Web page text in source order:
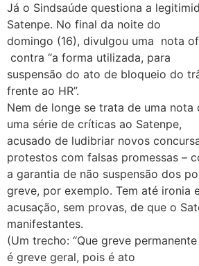
Já o Sindsaúde questiona a
Satenpe. No final da noite do
domingo (16), divulgou uma nota
contra “a forma utilizada, para
suspensão do ato de bloqueio do
frente ao HR”.
Nem de longe se trata de uma nota
uma série de críticas ao Satenpe,
acusado de ludibriar novos
protestos com falsas promessas –
a garantia de não suspensão dos
greve, por exemplo. Tem até ironia
acusação, sem provas, de que o
manifestantes.
(Um trecho: “Que greve
é greve geral, pois é ato